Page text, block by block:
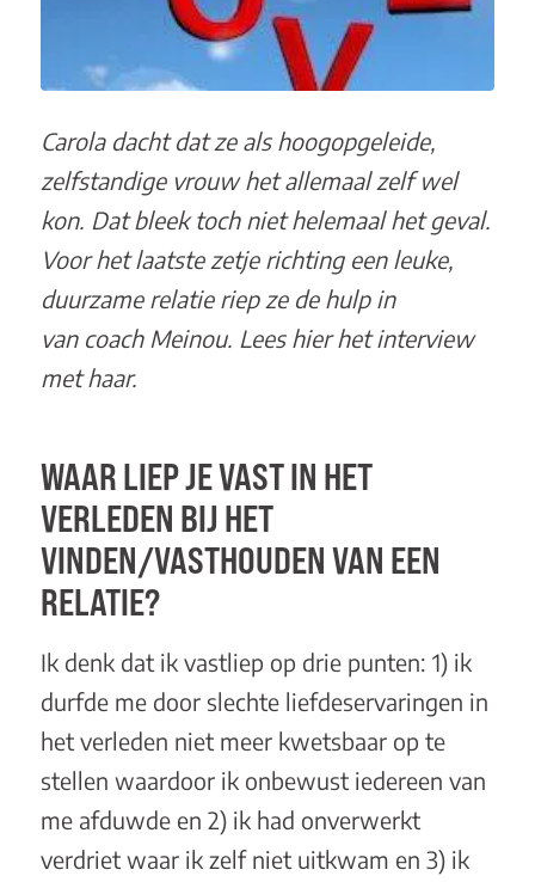
Carola dacht dat ze als hoogopgeleide,
zelfstandige vrouw het allemaal zelf wel
kon. Dat bleek toch niet helemaal het geval.
Voor het laatste zetje richting een leuke,
duurzame relatie riep ze de hulp in
van coach Meinou. Lees hier het interview
met haar.
WAAR LIEP JE VAST IN HET
VERLEDEN BIJ HET
VINDEN/VASTHOUDEN VAN EEN
RELATIE?
Ik denk dat ik vastliep op drie punten: 1) ik
durfde me door slechte liefdeservaringen in
het verleden niet meer kwetsbaar op te
stellen waardoor ik onbewust iedereen van
me afduwde en 2) ik had onverwerkt
verdriet waar ik zelf niet uitkwam en 3) ik